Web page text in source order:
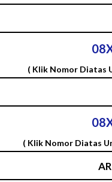
( Klik Nomor Diatas
( Klik Nomor Diatas